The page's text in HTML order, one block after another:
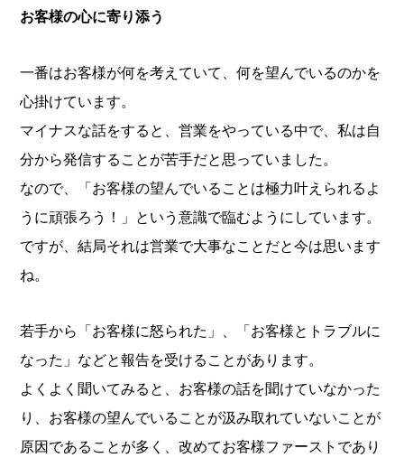
お客様の心に寄り添う
一番はお客様が何を考えていて、何を望んでいるのかを
心掛けています。
マイナスな話をすると、営業をやっている中で、私は自
分から発信することが苦手だと思っていました。
なので、「お客様の望んでいることは極力叶えられるよ
うに頑張ろう！」という意識で臨むようにしています。
ですが、結局それは営業で大事なことだと今は思います
ね。
若手から「お客様に怒られた」、「お客様とトラブルに
なった」などと報告を受けることがあります。
よくよく聞いてみると、お客様の話を聞けていなかった
り、お客様の望んでいることが汲み取れていないことが
原因であることが多く、改めてお客様ファーストであり